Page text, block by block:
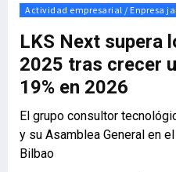
Actividad empresarial / Enpresa
LKS Next supera
2025 tras crecer
19% en 2026
El grupo consultor
y su Asamblea General en
Bilbao